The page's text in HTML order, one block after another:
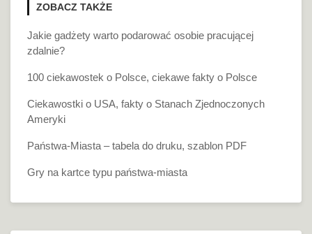
ZOBACZ TAKŻE
Jakie gadżety warto podarować osobie pracującej
zdalnie?
100 ciekawostek o Polsce, ciekawe fakty o Polsce
Ciekawostki o USA, fakty o Stanach Zjednoczonych
Ameryki
Państwa-Miasta – tabela do druku, szablon PDF
Gry na kartce typu państwa-miasta